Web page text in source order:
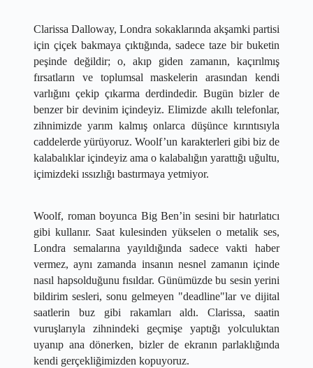
​Clarissa Dalloway, Londra sokaklarında akşamki partisi
için çiçek bakmaya çıktığında, sadece taze bir buketin
peşinde değildir; o, akıp giden zamanın, kaçırılmış
fırsatların ve toplumsal maskelerin arasından kendi
varlığını çekip çıkarma derdindedir. Bugün bizler de
benzer bir devinim içindeyiz. Elimizde akıllı telefonlar,
zihnimizde yarım kalmış onlarca düşünce kırıntısıyla
caddelerde yürüyoruz. Woolf’un karakterleri gibi biz de
kalabalıklar içindeyiz ama o kalabalığın yarattığı uğultu,
içimizdeki ıssızlığı bastırmaya yetmiyor.
​Woolf, roman boyunca Big Ben’in sesini bir hatırlatıcı
gibi kullanır. Saat kulesinden yükselen o metalik ses,
Londra semalarına yayıldığında sadece vakti haber
vermez, aynı zamanda insanın nesnel zamanın içinde
nasıl hapsolduğunu fısıldar. Günümüzde bu sesin yerini
bildirim sesleri, sonu gelmeyen "deadline"lar ve dijital
saatlerin buz gibi rakamları aldı. Clarissa, saatin
vuruşlarıyla zihnindeki geçmişe yaptığı yolculuktan
uyanıp ana dönerken, bizler de ekranın parlaklığında
kendi gerçekliğimizden kopuyoruz.